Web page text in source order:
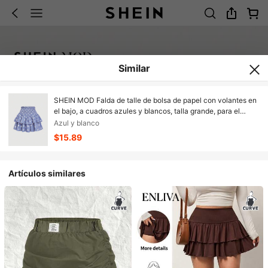
Similar
SHEIN MOD Falda de talle de bolsa de papel con volantes en
el bajo, a cuadros azules y blancos, talla grande, para el
verano
Azul y blanco
$15.89
Artículos similares